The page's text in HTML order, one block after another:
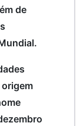
de